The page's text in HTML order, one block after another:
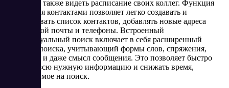
события, а также видеть расписание своих коллег. Функция
управления контактами позволяет легко создавать и
редактировать список контактов, добавлять новые адреса
электронной почты и телефоны. Встроенный
интеллектуальный поиск включает в себя расширенный
алгоритм поиска, учитывающий формы слов, спряжения,
склонения и даже смысл сообщения. Это позволяет быстро
находить всю нужную информацию и снижать время,
затрачиваемое на поиск.